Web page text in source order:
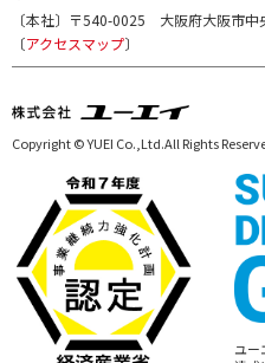
〔本社〕〒540-0025 大阪府大阪市中
〔アクセスマップ〕
Copyright © YUEI Co.,Ltd.All Rights
ユー